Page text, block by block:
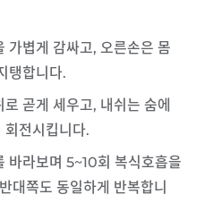
가볍게 감싸고, 오른손은 몸
탱합니다.
곧게 세우고, 내쉬는 숨에
회전시킵니다.
바라보며 5~10회 복식호흡을
대쪽도 동일하게 반복합니